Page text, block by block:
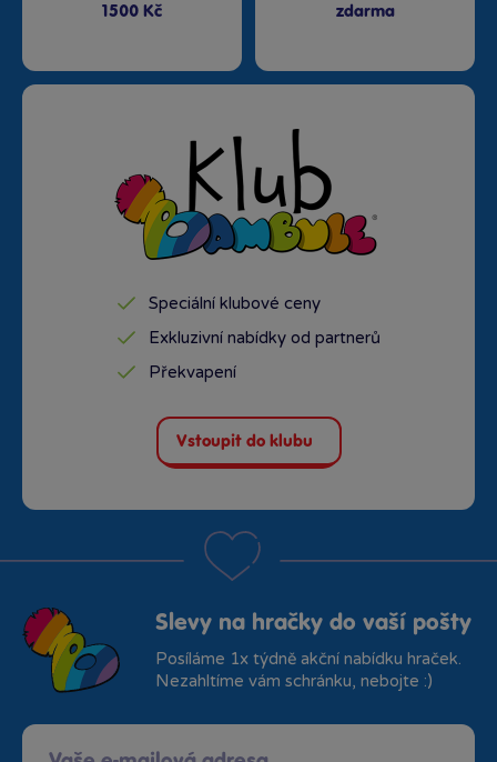
1500 Kč
zdarma
Speciální klubové ceny
Exkluzivní nabídky od partnerů
Překvapení
Vstoupit do klubu
Slevy na hračky do vaší pošty
Posíláme 1x týdně akční nabídku hraček.
Nezahltíme vám schránku, nebojte :)